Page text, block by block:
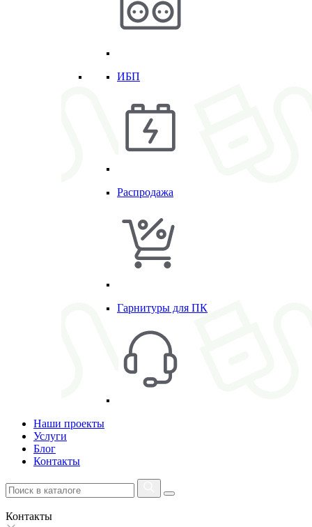
ИБП
Распродажа
Гарнитуры для ПК
Наши проекты
Услуги
Блог
Контакты
Контакты